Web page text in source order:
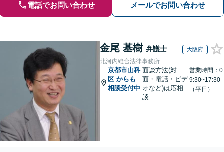
電話でお問い合わせ メールでお問い合わせ
金尾 基樹 弁護士 大阪府
北河内総合法律事務所
京都市山科
区 からも
相談受付中
面談方法(対
面・電話・ビデ
オなど)は応相
談
営業時間：0
9:30~17:30
（平日）